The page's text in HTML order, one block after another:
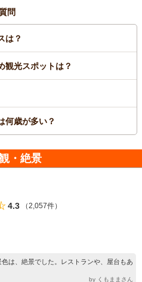
問
は？
観光スポットは？
何歳が多い？
・絶景
4.3
（2,057件）
は、絶景でした。レストランや、屋台もあ
by くもままさん